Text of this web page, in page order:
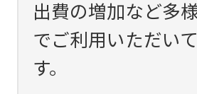
出費の増加など多
でご利用いただい
す。